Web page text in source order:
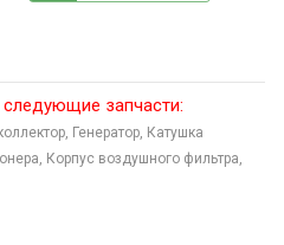
запчасти:
Генератор, Катушка
Корпус воздушного фильтра,